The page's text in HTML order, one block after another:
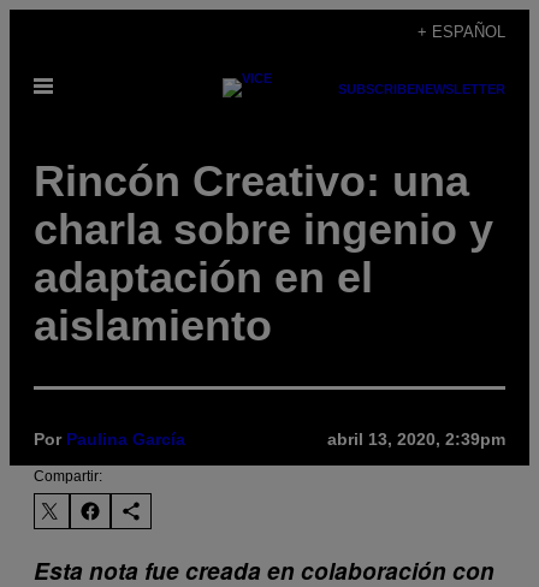
contenido
+ ESPAÑOL
Abrir
SUBSCRIBENEWSLETTER
Rincón Creativo: una
charla sobre ingenio y
adaptación en el
aislamiento
Por Paulina García abril 13, 2020, 2:39pm
Compartir:
Esta nota fue creada en colaboración con